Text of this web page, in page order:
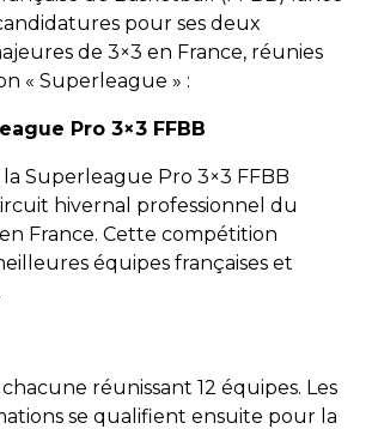
pour ses deux
de 3×3 en France, réunies
« Superleague » :
Pro 3×3 FFBB
Superleague Pro 3×3 FFBB
hivernal professionnel du
France. Cette compétition
équipes françaises et
réunissant 12 équipes. Les
se qualifient ensuite pour la